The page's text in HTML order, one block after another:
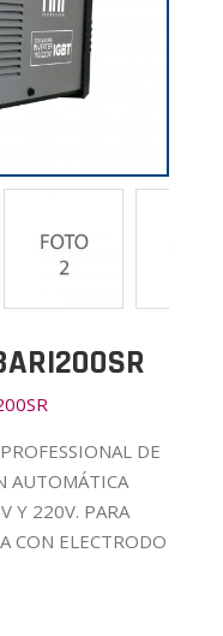
DE
AUTOMÁTICA
Y 220V. PARA
CON ELECTRODO